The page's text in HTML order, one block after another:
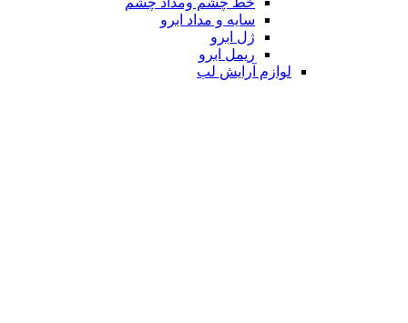
سایه و مداد ابرو
ژل ابرو
ریمل ابرو
لوازم آرایش لب